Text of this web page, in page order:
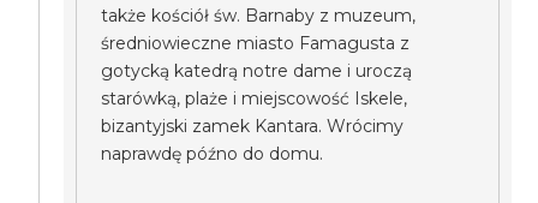
także kościół św. Barnaby z muzeum,
średniowieczne miasto Famagusta z
gotycką katedrą notre dame i uroczą
starówką, plaże i miejscowość Iskele,
bizantyjski zamek Kantara. Wrócimy
naprawdę późno do domu.